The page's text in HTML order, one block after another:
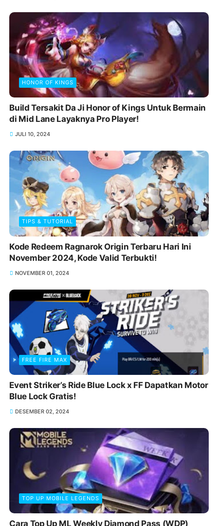
HONOR OF KINGS
Build Tersakit Da Ji Honor of Kings Untuk Bermain
di Mid Lane Layaknya Pro Player!
JULI 10, 2024
TIPS & TUTORIAL
Kode Redeem Ragnarok Origin Terbaru Hari Ini
November 2024, Kode Valid Terbukti!
NOVEMBER 01, 2024
FREE FIRE MAX
Event Striker’s Ride Blue Lock x FF Dapatkan Motor
Blue Lock Gratis!
DESEMBER 02, 2024
TOP UP MOBILE LEGENDS
Cara Top Up ML Weekly Diamond Pass (WDP)